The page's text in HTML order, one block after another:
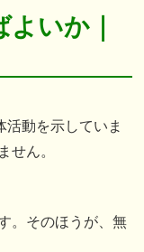
いか｜
活動を示していま
せん。
。そのほうが、無